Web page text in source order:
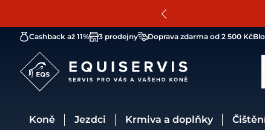
Cashback až 11% 3 prodejny Doprava zdarma od 2 500 Kč
Koně Jezdci Krmiva a doplňky